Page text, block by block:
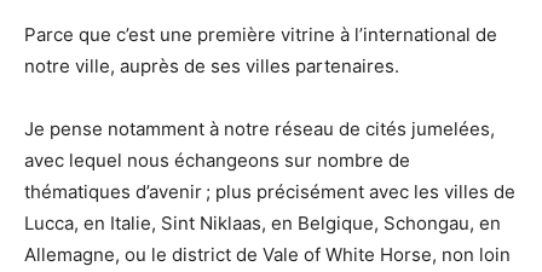
Parce que c’est une première vitrine à l’international de
notre ville, auprès de ses villes partenaires.
Je pense notamment à notre réseau de cités jumelées,
avec lequel nous échangeons sur nombre de
thématiques d’avenir ; plus précisément avec les villes de
Lucca, en Italie, Sint Niklaas, en Belgique, Schongau, en
Allemagne, ou le district de Vale of White Horse, non loin